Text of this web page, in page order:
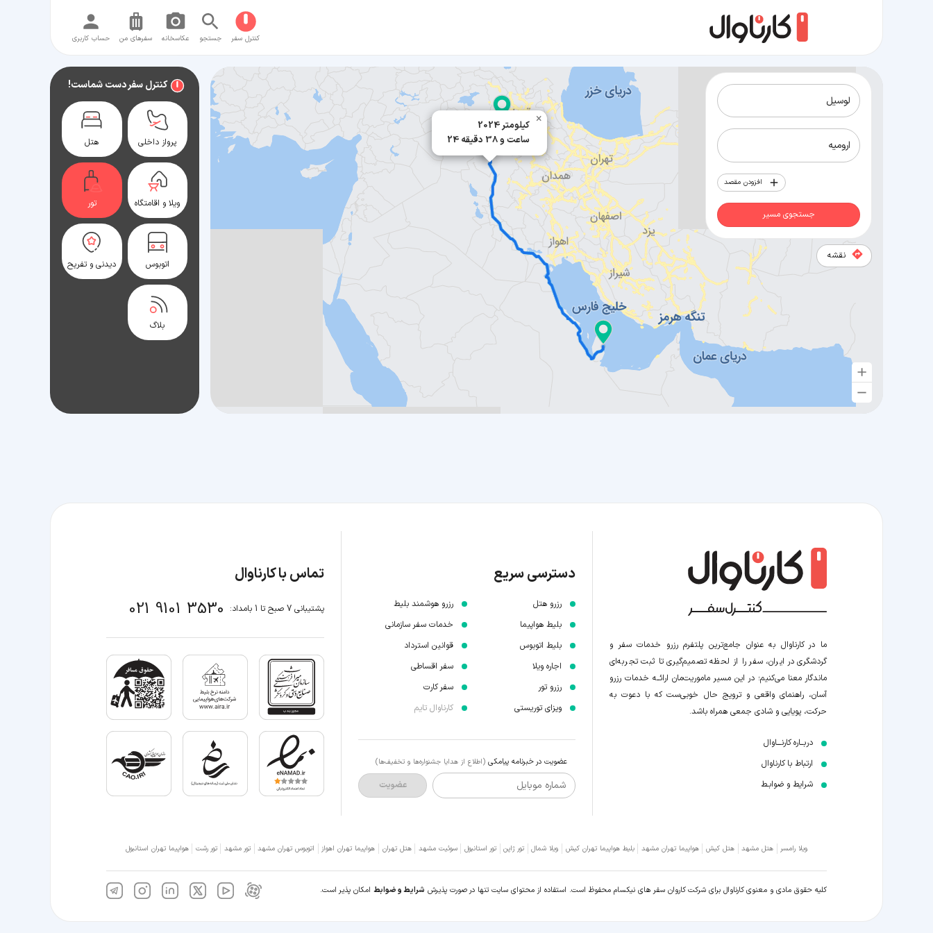
کنترل سفر جستجو عکاسخانه سفر‌های من حساب کاربری
2024 کیلومتر
24 ساعت و 38 دقیقه
×
افزودن مقصد
جستجوی مسیر
نقشه
کنترل سفر دست شماست!
پرواز داخلی هتل
ویلا و اقامتگاه تور
اتوبوس دیدنی و تفریح
بلاگ
ما در کارناوال به عنوان جامع‌ترین پلتفرم رزرو خدمات سفر و
گردشگری در ایران، سفر را از لحظه‌ تصمیم‌گیری تا ثبت تجربه‌ای
ماندگار معنا می‌کنیم؛ در این مسیر‍ ماموریت‌مان اراﺋــﻪ خدمات رزرو
آسان، راهنمای واقعی و ترویج حال خوبی‌ست که با دعوت به
حرکت، پویایی و شادی جمعی همراه باشد.
دربــاره کارنـــاوال
ارتباط با کارناوال
شرایط و ضوابـط
دسترسی سریع
رزرو هتل
بلیط هواپیما
بلیط اتوبوس
اجاره ویلا
رزرو تور
ویزای توریستی
رزرو هوشمند بلیط
خدمات سفر سازمانی
قوانین استرداد
سفر اقساطی
سفر کارت
کارناوال تایم
عضویت در خبرنامه پیامکی (اطلاع از هدایا جشنواره‌ها و تخفیف‌ها)
شماره موبایل عضویت
تماس با کارناوال
پشتیبانی 7 صبح تا 1 بامداد: 021 9101 3530
ویلا رامسر هتل مشهد هتل کیش هواپیما تهران مشهد بلیط هواپیما تهران کیش ویلا شمال تور ژاپن تور استانبول سوئیت مشهد هتل تهران هواپیما تهران اهواز اتوبوس تهران مشهد تور مشهد تور رشت هواپیما تهران استانبول
کلیه حقوق مادی و معنوی کارناوال برای شرکت کاروان سفر های نیکسام محفوظ است. استفاده از محتوای سایت تنها در صورت پذیرش شرایط و ضوابط امکان پذیر است.